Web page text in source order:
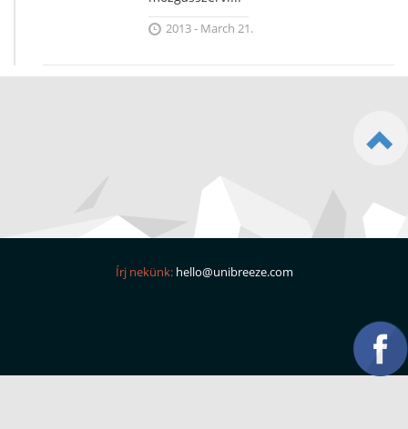
2013 - March 21.
Írj nekünk: hello@unibreeze.com